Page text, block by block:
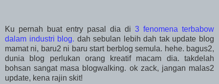
Ku pernah buat entry pasal dia di 3 fenomena terbabow
dalam industri blog. dah sebulan lebih dah tak update blog
mamat ni, baru2 ni baru start berblog semula. hehe. bagus2,
dunia blog perlukan orang kreatif macam dia. takdelah
bohsan sangat masa blogwalking. ok zack, jangan malas2
update, kena rajin skit!